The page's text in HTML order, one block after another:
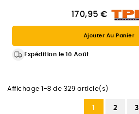
170,95 €
Ajouter Au Panier
Expédition le 10 Août
Affichage 1-8 de 329 article(s)
1 2 3